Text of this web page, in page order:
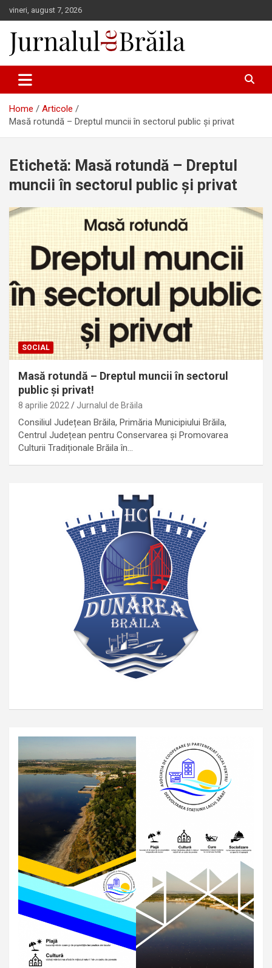
Skip
to
content
vineri, august 7, 2026
Jurnalul de Brăila
Home
Articole
Masă rotundă – Dreptul muncii în sectorul public și privat
Etichetă: Masă rotundă – Dreptul
muncii în sectorul public și privat
SOCIAL
Masă rotundă – Dreptul muncii în sectorul
public și privat!
8 aprilie 2022 Jurnalul de Brăila
Consiliul Județean Brăila, Primăria Municipiului Brăila,
Centrul Județean pentru Conservarea și Promovarea
Culturii Tradiționale Brăila în…